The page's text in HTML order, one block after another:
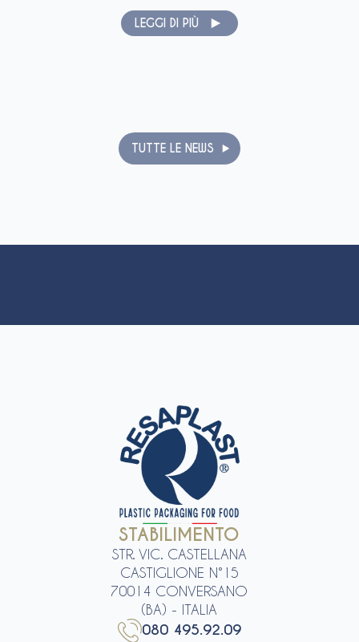
LEGGI DI PIÙ
TUTTE LE NEWS
STABILIMENTO
STR. VIC. CASTELLANA
CASTIGLIONE N°15
70014 CONVERSANO
(BA) - ITALIA
080 495.92.09